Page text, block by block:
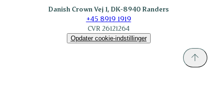
Danish Crown Vej 1, DK-8940 Randers
+45 8919 1919
CVR 26121264
Opdater cookie-indstillinger